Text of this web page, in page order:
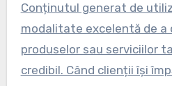
Conținutul generat de
modalitate excelentă de a
produselor sau serviciilor
credibil. Când clienții își